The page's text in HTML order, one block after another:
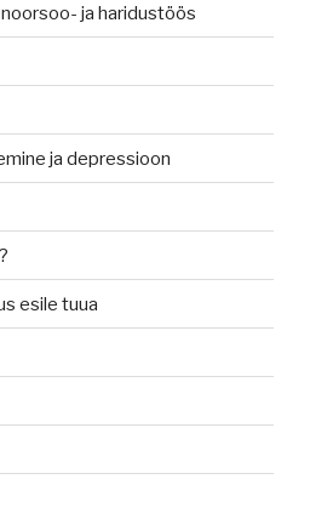
ja haridustöös
ja depressioon
esile tuua